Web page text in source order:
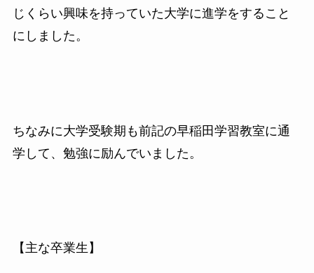
じくらい興味を持っていた大学に進学をすること
にしました。
ちなみに大学受験期も前記の早稲田学習教室に通
学して、勉強に励んでいました。
【主な卒業生】